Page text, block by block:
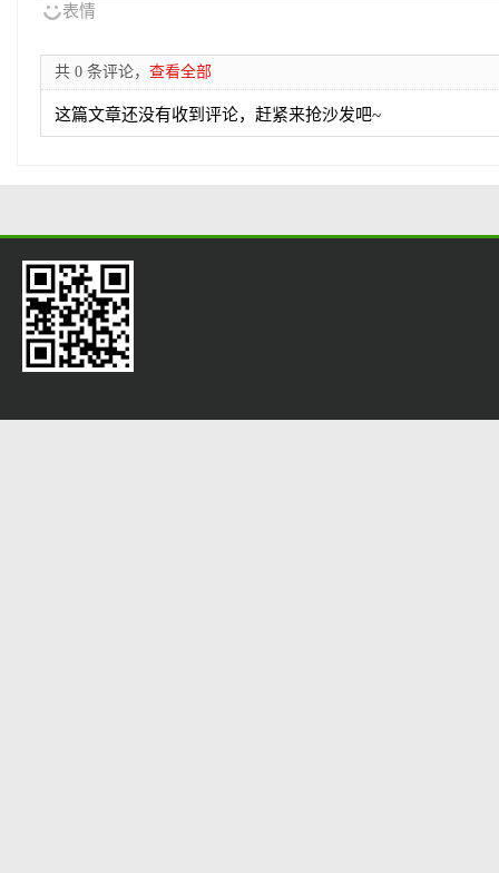
表情
共 0 条评论， 查看全部
这篇文章还没有收到评论，赶紧来抢沙发吧~